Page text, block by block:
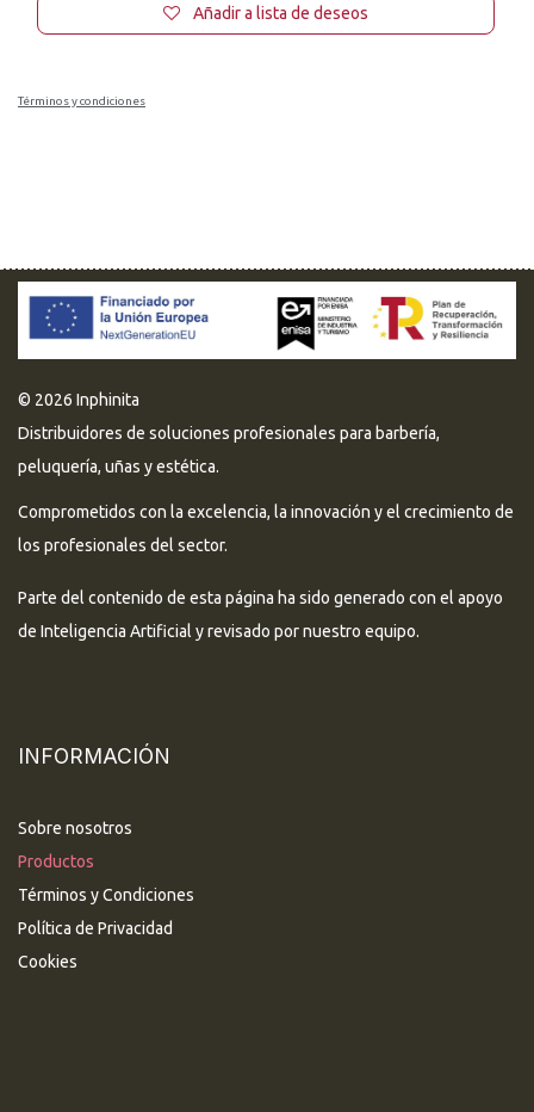
Añadir a lista de deseos
Términos y condiciones
© 2026 Inphinita
Distribuidores de soluciones profesionales para barbería,
peluquería, uñas y estética.
Comprometidos con la excelencia, la innovación y el crecimiento de
los profesionales del sector.
Parte del contenido de esta página ha sido generado con el apoyo
de Inteligencia Artificial y revisado por nuestro equipo.
INFORMACIÓN
Sobre nosotros
Productos
Términos y Condiciones
Política de Privacidad
Cookies